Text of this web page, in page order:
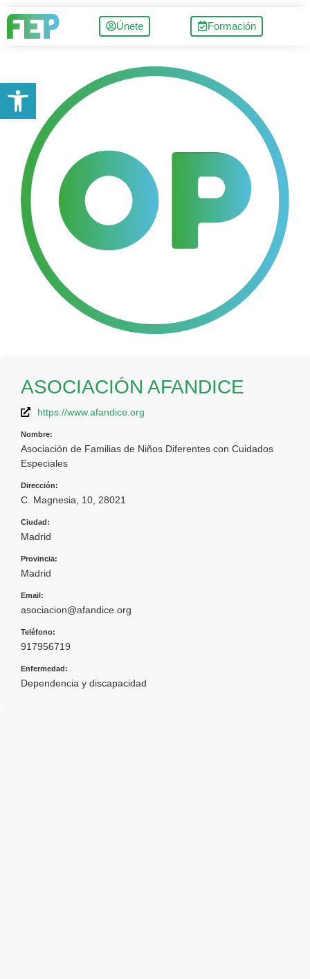
Únete Formación
ASOCIACIÓN AFANDICE
https://www.afandice.org
Nombre:
Asociación de Familias de Niños Diferentes con Cuidados
Especiales
Dirección:
C. Magnesia, 10, 28021
Ciudad:
Madrid
Provincia:
Madrid
Email:
asociacion@afandice.org
Teléfono:
917956719
Enfermedad:
Dependencia y discapacidad
Abrir barra de herramientas